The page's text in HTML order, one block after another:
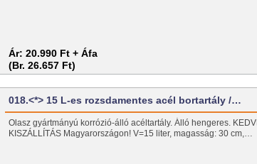
Ár: 20.990 Ft + Áfa
(Br. 26.657 Ft)
018.<*> 15 L-es rozsdamentes acél bortartály /…
Olasz gyártmányú korrózió-álló acéltartály. Álló hengeres.
KISZÁLLÍTÁS Magyarországon! V=15 liter, magasság: 30 cm,…